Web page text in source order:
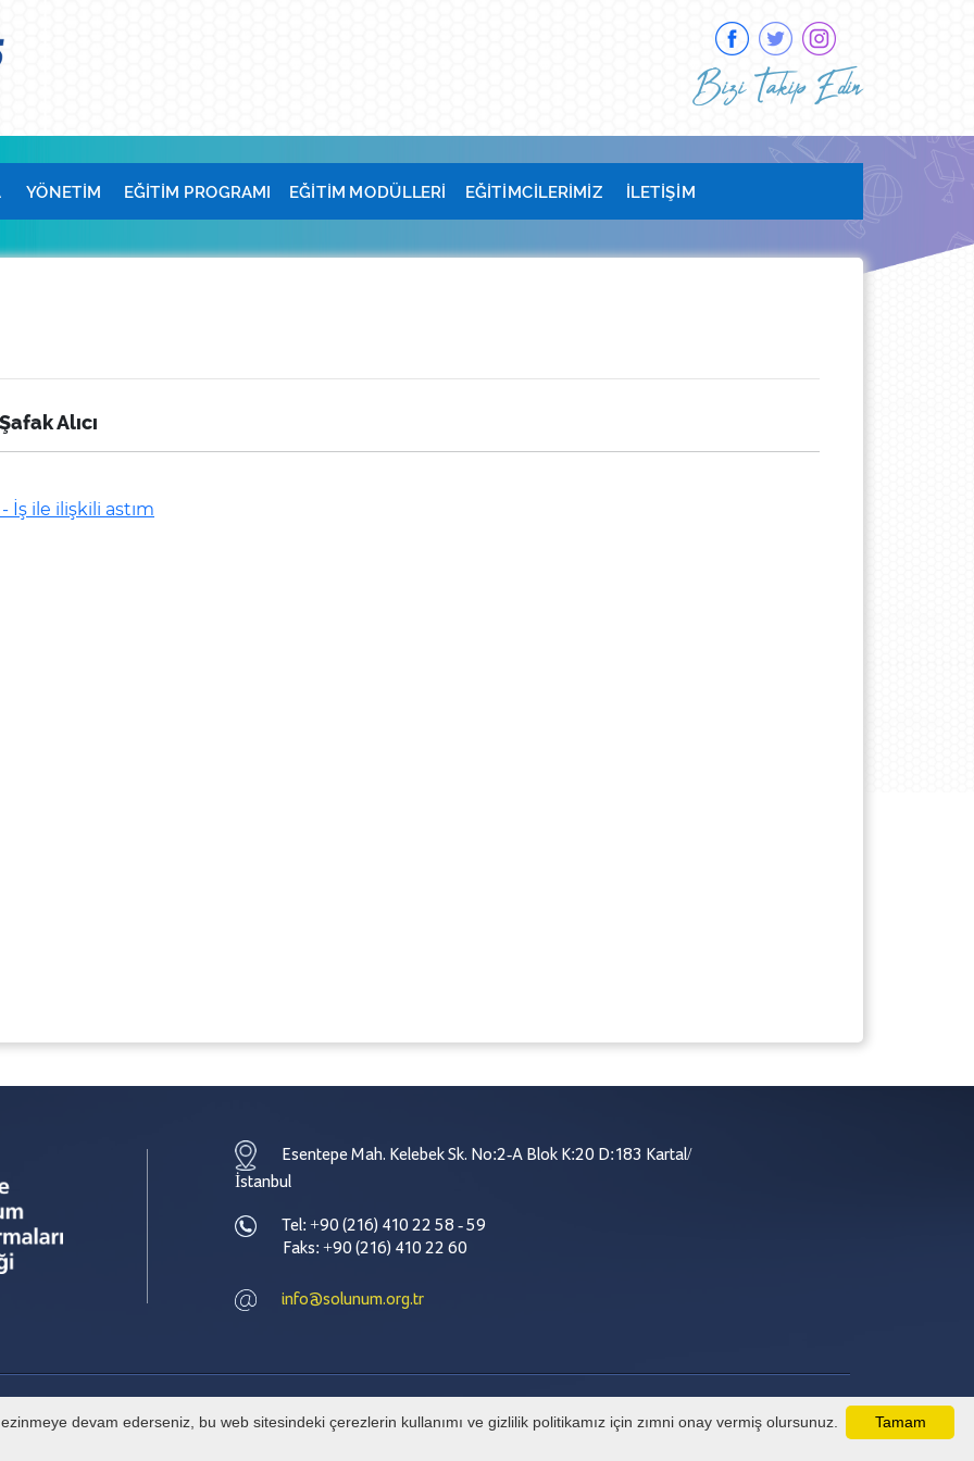
Bizi Takip Edin
YÖNETİM EĞİTİM PROGRAMI EĞİTİM MODÜLLERİ EĞİTİMCİLERİMİZ İLETİŞİM
Alıcı
İş ile ilişkili astım
Esentepe Mah. Kelebek Sk. No:2-A Blok K:20 D:183 Kartal/
İstanbul
Tel: +90 (216) 410 22 58 - 59
Faks: +90 (216) 410 22 60
info@solunum.org.tr
© Tüm hakları Türkiye Solunum Derneği' ne aittir. İzinsiz alıntı yapılamaz. Tamam
devam ederseniz, bu web sitesindeki çerezlerin kullanımı ve gizlilik politikamız için zımni onay vermiş olursunuz.